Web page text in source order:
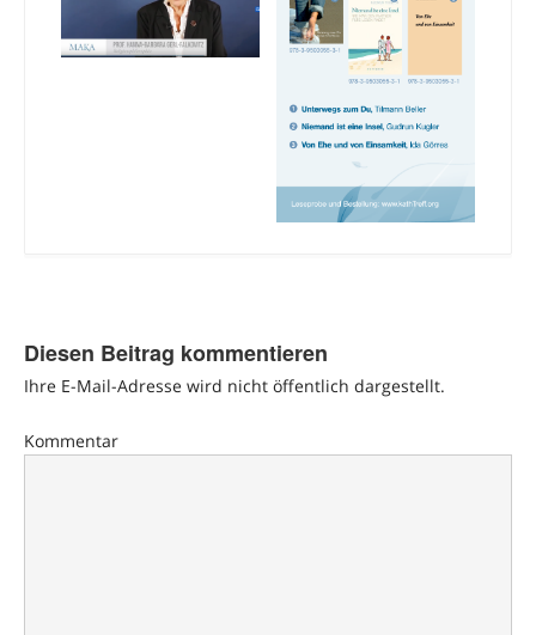
Diesen Beitrag kommentieren
Ihre E-Mail-Adresse wird nicht öffentlich dargestellt.
Kommentar